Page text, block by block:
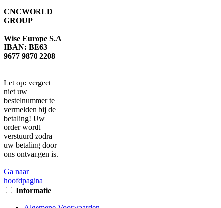
CNCWORLD
GROUP
Wise Europe S.A
IBAN: BE63
9677 9870 2208
Let op: vergeet
niet uw
bestelnummer te
vermelden bij de
betaling! Uw
order wordt
verstuurd zodra
uw betaling door
ons ontvangen is.
Ga naar
hoofdpagina
Informatie